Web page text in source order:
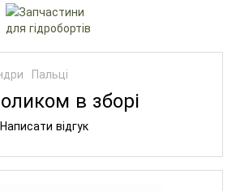
Пальці
в зборі
Написати відгук